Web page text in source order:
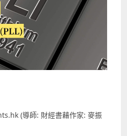
(導師: 財經書藉作家: 麥振